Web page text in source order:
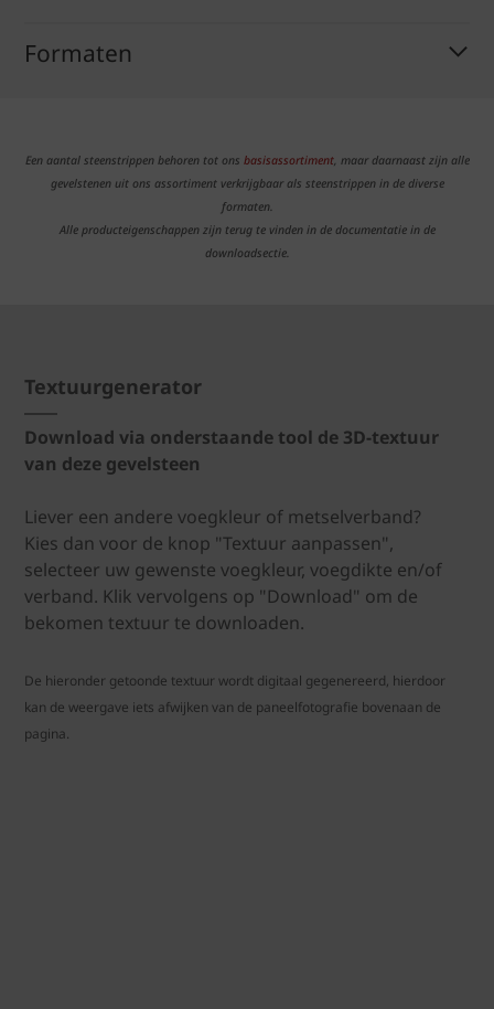
Formaten
Een aantal steenstrippen behoren tot ons basisassortiment, maar daarnaast zijn alle
gevelstenen uit ons assortiment verkrijgbaar als steenstrippen in de diverse
formaten.
Alle producteigenschappen zijn terug te vinden in de documentatie in de
downloadsectie.
Textuurgenerator
Download via onderstaande tool de 3D-textuur
van deze gevelsteen
Liever een andere voegkleur of metselverband?
Kies dan voor de knop "Textuur aanpassen",
selecteer uw gewenste voegkleur, voegdikte en/of
verband. Klik vervolgens op "Download" om de
bekomen textuur te downloaden.
De hieronder getoonde textuur wordt digitaal gegenereerd, hierdoor
kan de weergave iets afwijken van de paneelfotografie bovenaan de
pagina.